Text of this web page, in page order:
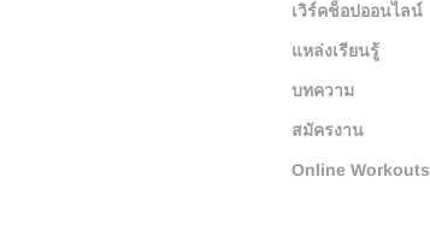
เวิร์คช็อปออนไลน์
แหล่งเรียนรู้
บทความ
สมัครงาน
Online Workouts